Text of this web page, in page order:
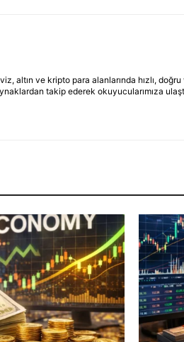
ve kripto para alanlarında hızlı, doğru
takip ederek okuyucularımıza